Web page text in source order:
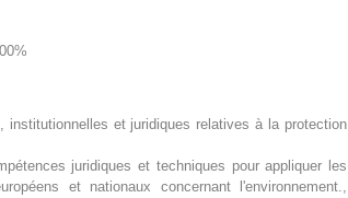
institutionnelles et juridiques relatives à la protection
juridiques et techniques pour appliquer les
et nationaux concernant l'environnement.,